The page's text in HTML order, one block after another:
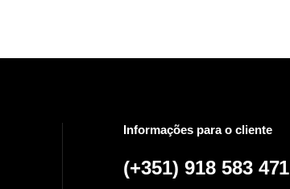
Informações para o cliente
(+351) 918 583 471